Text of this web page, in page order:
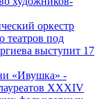
оркестр
театров под
выступит 17
«Ивушка» -
XXXIV